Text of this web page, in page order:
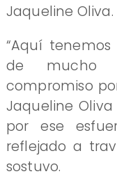
Jaqueline Oliva.
“Aquí
de mucho
compromiso
Jaqueline
por ese
reflejado a
sostuvo.